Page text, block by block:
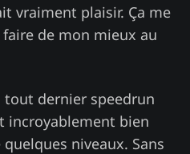
vraiment plaisir. Ça me
de mon mieux au
dernier speedrun
incroyablement bien
niveaux. Sans